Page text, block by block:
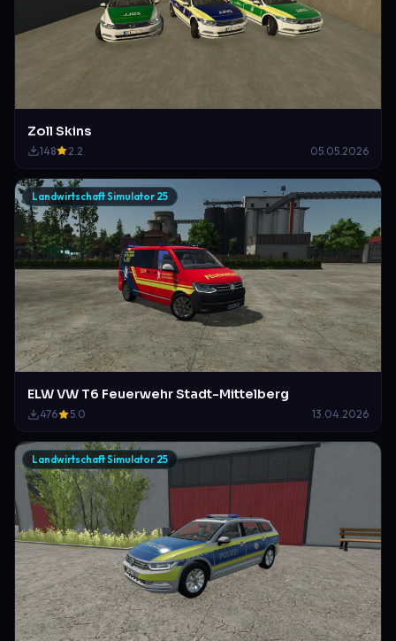
Zoll Skins
148 2.2 05.05.2026
Landwirtschaft Simulator 25
ELW VW T6 Feuerwehr Stadt-Mittelberg
476 5.0 13.04.2026
Landwirtschaft Simulator 25